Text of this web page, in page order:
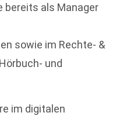
bereits als Manager
sowie im Rechte- &
und
im digitalen